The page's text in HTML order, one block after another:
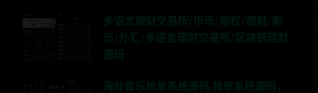
多语言理财交易所/币币/期权/理财/新
币/外汇/多语言理财交易所/区块链理财
源码
海外音乐抢单系统源码,抢单系统源码，